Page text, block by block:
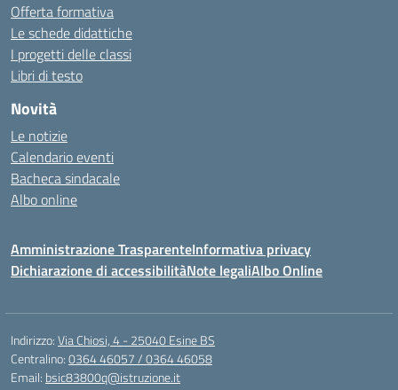
Offerta formativa
Le schede didattiche
I progetti delle classi
Libri di testo
Novità
Le notizie
Calendario eventi
Bacheca sindacale
Albo online
Amministrazione TrasparenteInformativa privacy
Dichiarazione di accessibilitàNote legaliAlbo Online
Indirizzo:Via Chiosi, 4 - 25040 Esine BS
Centralino:0364 46057 / 0364 46058
Email: bsic83800q@istruzione.it